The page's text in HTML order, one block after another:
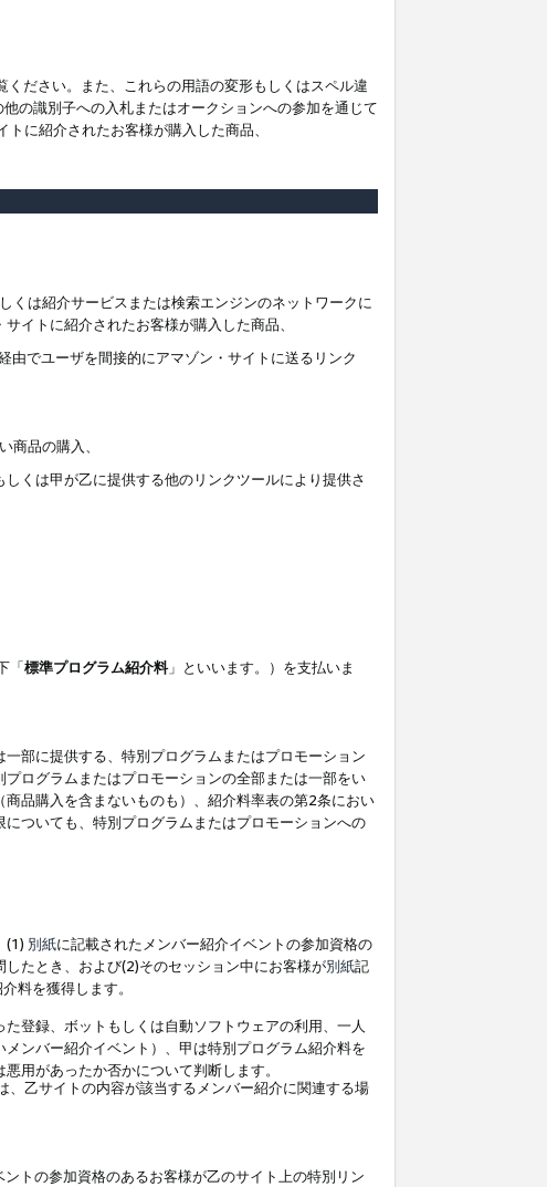
ださい。また、これらの用語の変形もしくはスペル違
の識別子への入札またはオークションへの参加を通じて
に紹介されたお客様が購入した商品、
くは紹介サービスまたは検索エンジンのネットワークに
イトに紹介されたお客様が購入した商品、
由でユーザを間接的にアマゾン・サイトに送るリンク
商品の購入、
くは甲が乙に提供する他のリンクツールにより提供さ
「標準プログラム紹介料」といいます。）を支払いま
部に提供する、特別プログラムまたはプロモーション
ログラムまたはプロモーションの全部または一部をい
品購入を含まないものも）、紹介料率表の第2条におい
ついても、特別プログラムまたはプロモーションへの
(1) 別紙に記載されたメンバー紹介イベントの参加資格の
たとき、および(2)そのセッション中にお客様が別紙記
料を獲得します。
登録、ボットもしくは自動ソフトウェアの利用、一人
ンバー紹介イベント）、甲は特別プログラム紹介料を
用があったか否かについて判断します。
乙サイトの内容が該当するメンバー紹介に関連する場
トの参加資格のあるお客様が乙のサイト上の特別リン